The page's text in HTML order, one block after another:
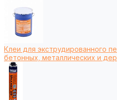
Клеи для экструдированного
бетонных, металлических и